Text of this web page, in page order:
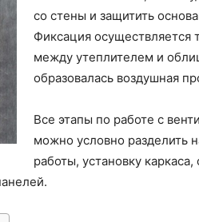
со стены и защитить
Фиксация осуществляется
между утеплителем и
образовалась воздушная
Все этапы по работе с
можно условно разделить
работы, установку каркаса,